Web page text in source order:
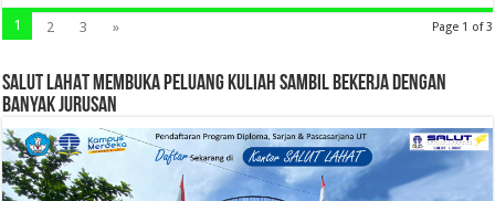
Page 1 of 3
1 2 3 »
SALUT LAHAT MEMBUKA PELUANG KULIAH SAMBIL BEKERJA DENGAN
BANYAK JURUSAN